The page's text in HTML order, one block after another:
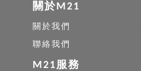
關於M21
關於我們
聯絡我們
M21服務